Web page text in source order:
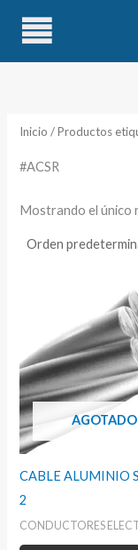
contenido
Inicio / Productos
#ACSR
Mostrando el único
AGOTADO
CABLE ALUMINIO
2
CONDUCTORES